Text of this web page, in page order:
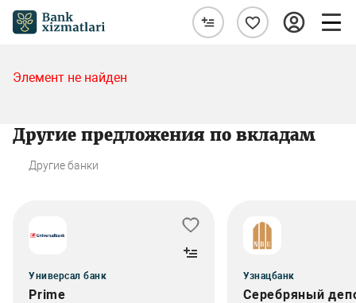
Элемент не найден
Другие предложения по вкладам
Другие банки
Универсал банк
Prime
Узнацбанк
Серебряный